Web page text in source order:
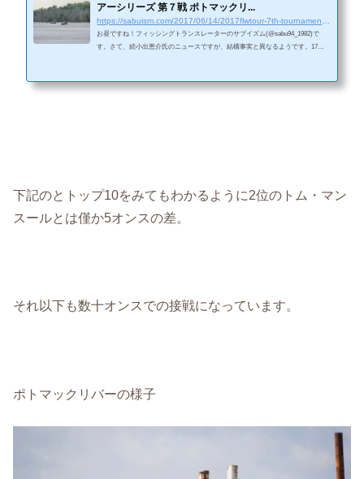
アーシリーズ 第７戦 ポトマックリ...
お昼ですね！フィッシングトランスレーターのサブイズム(@sabu94_1982)で
す。さて、続小出恵介氏のニュースですが、結構事実と異なるようです。17歳
下記のとトップ10をみてもわかるように2位のトム・マン
スールとは僅か5オンスの差。
それ以下も数十オンスでの接戦になっています。
ポトマックリバーの様子